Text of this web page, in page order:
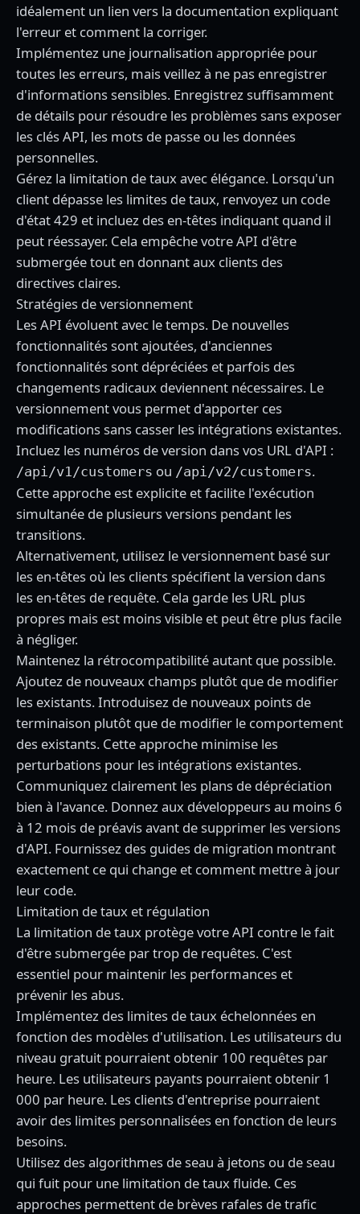
idéalement un lien vers la documentation expliquant
l'erreur et comment la corriger.
Implémentez une journalisation appropriée pour
toutes les erreurs, mais veillez à ne pas enregistrer
d'informations sensibles. Enregistrez suffisamment
de détails pour résoudre les problèmes sans exposer
les clés API, les mots de passe ou les données
personnelles.
Gérez la limitation de taux avec élégance. Lorsqu'un
client dépasse les limites de taux, renvoyez un code
d'état 429 et incluez des en-têtes indiquant quand il
peut réessayer. Cela empêche votre API d'être
submergée tout en donnant aux clients des
directives claires.
Stratégies de versionnement
Les API évoluent avec le temps. De nouvelles
fonctionnalités sont ajoutées, d'anciennes
fonctionnalités sont dépréciées et parfois des
changements radicaux deviennent nécessaires. Le
versionnement vous permet d'apporter ces
modifications sans casser les intégrations existantes.
Incluez les numéros de version dans vos URL d'API :
/api/v1/customers ou /api/v2/customers.
Cette approche est explicite et facilite l'exécution
simultanée de plusieurs versions pendant les
transitions.
Alternativement, utilisez le versionnement basé sur
les en-têtes où les clients spécifient la version dans
les en-têtes de requête. Cela garde les URL plus
propres mais est moins visible et peut être plus facile
à négliger.
Maintenez la rétrocompatibilité autant que possible.
Ajoutez de nouveaux champs plutôt que de modifier
les existants. Introduisez de nouveaux points de
terminaison plutôt que de modifier le comportement
des existants. Cette approche minimise les
perturbations pour les intégrations existantes.
Communiquez clairement les plans de dépréciation
bien à l'avance. Donnez aux développeurs au moins 6
à 12 mois de préavis avant de supprimer les versions
d'API. Fournissez des guides de migration montrant
exactement ce qui change et comment mettre à jour
leur code.
Limitation de taux et régulation
La limitation de taux protège votre API contre le fait
d'être submergée par trop de requêtes. C'est
essentiel pour maintenir les performances et
prévenir les abus.
Implémentez des limites de taux échelonnées en
fonction des modèles d'utilisation. Les utilisateurs du
niveau gratuit pourraient obtenir 100 requêtes par
heure. Les utilisateurs payants pourraient obtenir 1
000 par heure. Les clients d'entreprise pourraient
avoir des limites personnalisées en fonction de leurs
besoins.
Utilisez des algorithmes de seau à jetons ou de seau
qui fuit pour une limitation de taux fluide. Ces
approches permettent de brèves rafales de trafic